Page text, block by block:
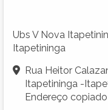
Ubs V Nova
Itapetininga
Rua Heitor
Itapetininga -
Endereço